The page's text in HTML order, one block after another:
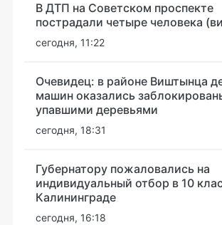
В ДТП на Советском проспекте
пострадали четыре человека
сегодня, 11:22
Очевидец: в районе Виштынца
машин оказались
упавшими деревьями
сегодня, 18:31
Губернатору пожаловались на
индивидуальный отбор в 10
Калининграде
сегодня, 16:18